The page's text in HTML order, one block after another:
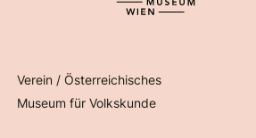
Verein / Österreichisches
Museum für Volkskunde